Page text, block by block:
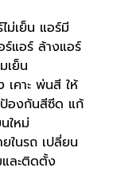
ม่เย็น แอร์มี
แอร์ ล้างแอร์
เย็น
เคาะ พ่นสี ให้
ป้องกันสีซีด แก้
ใหม่
ในรถ เปลี่ยน
ละติดตั้ง